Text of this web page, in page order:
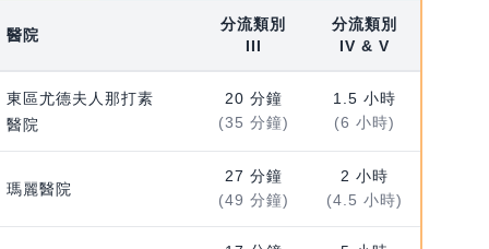
醫院
分流類別
III
分流類別
IV & V
東區尤德夫人那打素
醫院
20 分鐘
(35 分鐘)
1.5 小時
(6 小時)
瑪麗醫院
27 分鐘
(49 分鐘)
2 小時
(4.5 小時)